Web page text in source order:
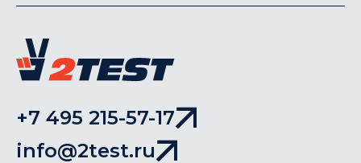
+7 495 215-57-17
info@2test.ru